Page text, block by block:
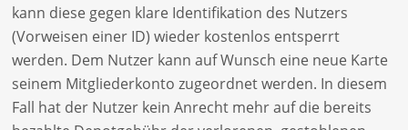
kann diese gegen klare Identifikation des Nutzers
(Vorweisen einer ID) wieder kostenlos entsperrt
werden. Dem Nutzer kann auf Wunsch eine neue Karte
seinem Mitgliederkonto zugeordnet werden. In diesem
Fall hat der Nutzer kein Anrecht mehr auf die bereits